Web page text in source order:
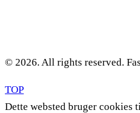
© 2026. All rights reserved.
TOP
Dette websted bruger cookies